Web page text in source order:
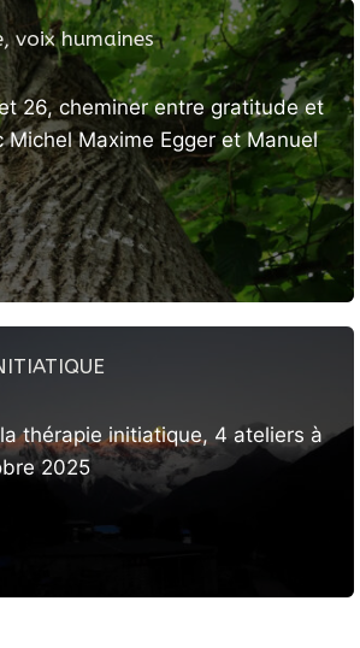
voix humaines
26, cheminer entre gratitude et
Michel Maxime Egger et Manuel
thérapie initiatique, 4 ateliers à
2025